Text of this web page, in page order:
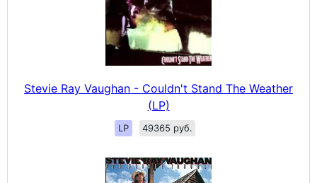
Stevie Ray Vaughan - Couldn't Stand The Weather
(LP)
LP 49365 руб.